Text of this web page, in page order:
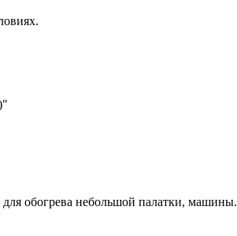
для обогрева небольшой палатки, машины.